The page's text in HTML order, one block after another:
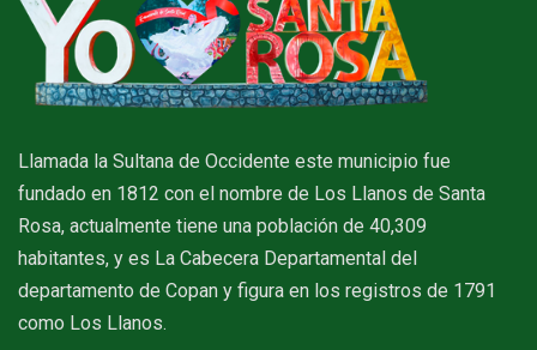
Llamada la Sultana de Occidente este municipio fue
fundado en 1812 con el nombre de Los Llanos de Santa
Rosa, actualmente tiene una población de 40,309
habitantes, y es La Cabecera Departamental del
departamento de Copan y figura en los registros de 1791
como Los Llanos.